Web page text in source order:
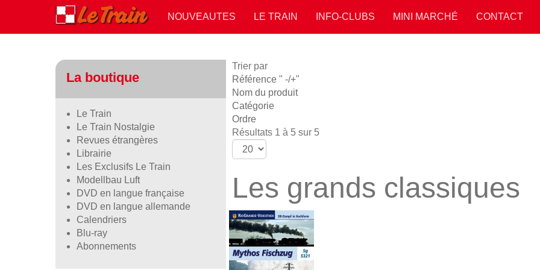
NOUVEAUTES LE TRAIN INFO-CLUBS MINI MARCHÉ CONTACT
Trier par
Référence " -/+"
Nom du produit
Catégorie
Ordre
Résultats 1 à 5 sur 5
Les grands classiques
La boutique
Le Train
Le Train Nostalgie
Revues étrangères
Librairie
Les Exclusifs Le Train
Modellbau Luft
DVD en langue française
DVD en langue allemande
Calendriers
Blu-ray
Abonnements